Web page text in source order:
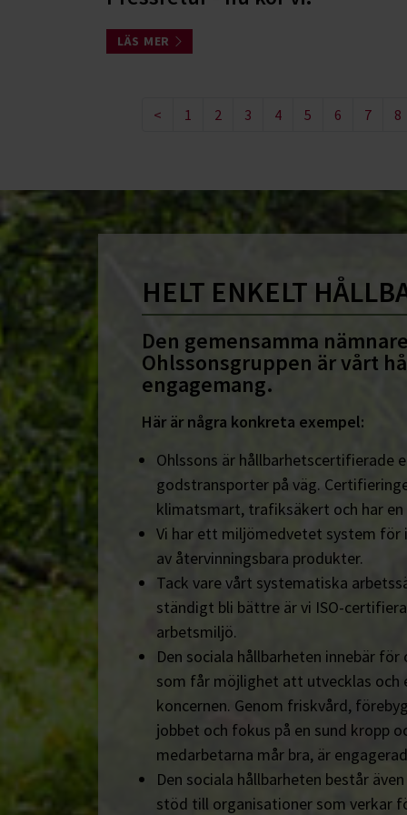
LÄS MER
< 1 2 3 4 5 6 7 8
HELT ENKELT
Den gemensamma
Ohlssonsgruppen är vårt
engagemang.
Här är några konkreta exempel:
Ohlssons är hållbarhetscertifierade
godstransporter på väg.
klimatsmart, trafiksäkert och har
Vi har ett miljömedvetet system för
av återvinningsbara produkter.
Tack vare vårt systematiska
ständigt bli bättre är vi ISO-
arbetsmiljö.
Den sociala hållbarheten innebär
som får möjlighet att utvecklas och
koncernen. Genom friskvård,
jobbet och fokus på en sund kropp
medarbetarna mår bra, är
Den sociala hållbarheten består
stöd till organisationer som verkar